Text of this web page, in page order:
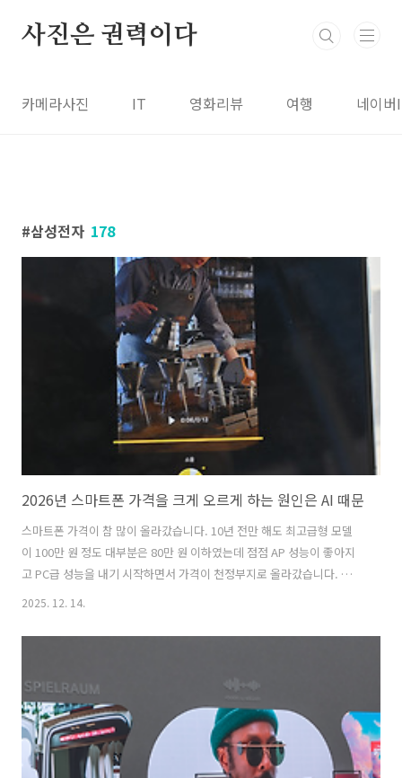
사진은 권력이다
카메라사진 IT 영화리뷰 여행 네이
삼성전자 178
2026년 스마트폰 가격을 크게 오르게 하는 원인은 AI 때문
스마트폰 가격이 참 많이 올라갔습니다. 10년 전만 해도 최고급형 모델
이 100만 원 정도 대부분은 80만 원 이하였는데 점점 AP 성능이 좋아지
고 PC급 성능을 내기 시작하면서 가격이 천정부지로 올라갔습니다. 결국
이제는 일반 모델까지 100만 원이 넘고 갤럭시 S 울트라와 아이폰 프로
는 건 아닙니다. AP 성능, 메모리 성능, 그리고 카메라도 1인치에 가까운
무 올랐다고 느껴지네요. 그런데 2026년은 스마트폰 가격이 더 올를 것
이라도 다들 말하고 있네요. 2026년 고성능 스마트폰 가격이 크게 오를
것이라는 전망 그거 아세요? 전 세계에서 반도체 만들 수 ..
2025. 12. 14.